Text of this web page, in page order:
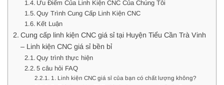
Ưu Điểm Của Linh Kiện CNC Của Chúng Tôi
Quy Trình Cung Cấp Linh Kiện CNC
Kết Luận
Cung cấp linh kiện CNC giá sỉ tại Huyện Tiểu Cần Trà Vinh
– Linh kiện CNC giá sỉ bền bỉ
Quy trình thực hiện
5 câu hỏi FAQ
1. Linh kiện CNC giá sỉ của bạn có chất lượng không?